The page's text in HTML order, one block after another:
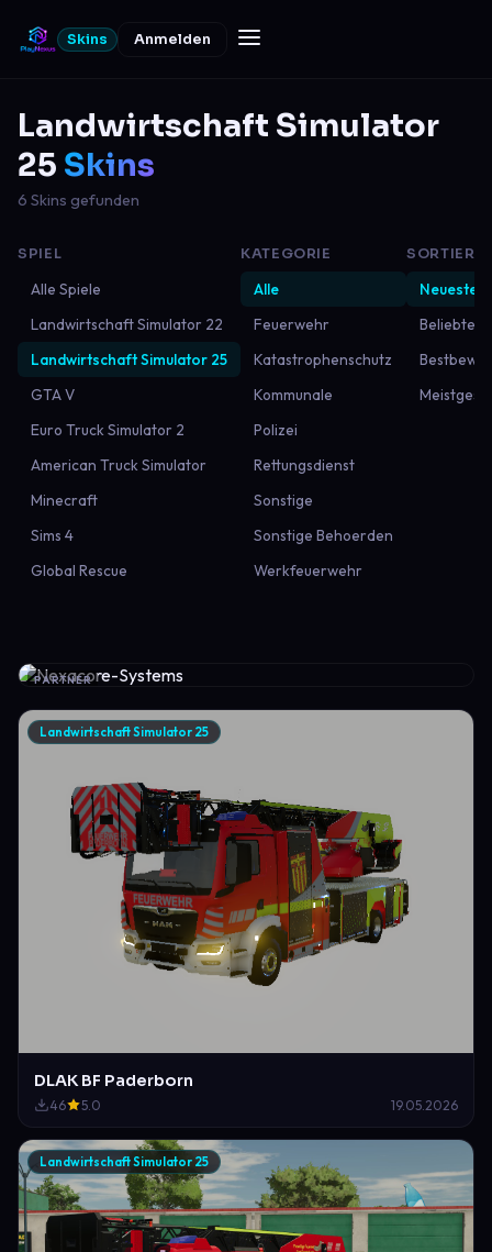
Skins Anmelden
Landwirtschaft Simulator
25 Skins
6 Skins gefunden
SPIEL
Alle Spiele
Landwirtschaft Simulator 22
Landwirtschaft Simulator 25
GTA V
Euro Truck Simulator 2
American Truck Simulator
Minecraft
Sims 4
Global Rescue
KATEGORIE
Alle
Feuerwehr
Katastrophenschutz
Kommunale
Polizei
Rettungsdienst
Sonstige
Sonstige Behoerden
Werkfeuerwehr
Neueste
PARTNER
Landwirtschaft Simulator 25
DLAK BF Paderborn
46 5.0 19.05.2026
Landwirtschaft Simulator 25